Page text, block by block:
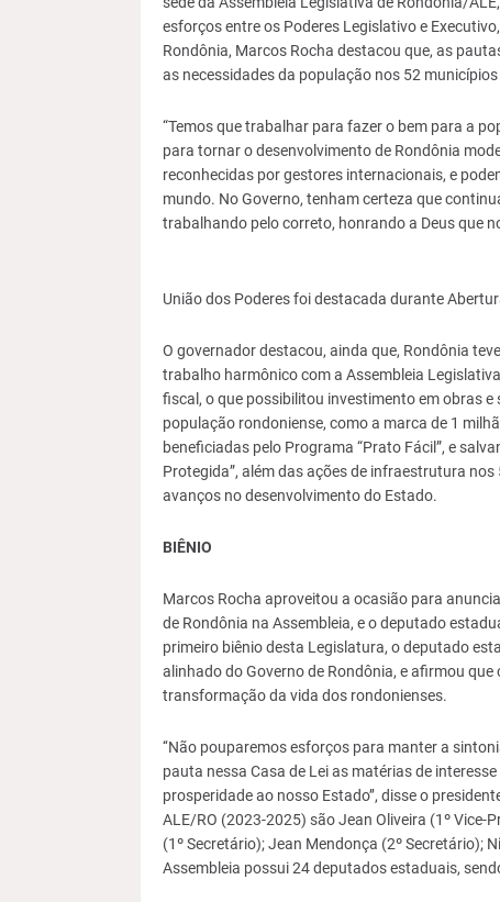
esforços entre os Poderes Legislativo e
Rondônia, Marcos Rocha destacou que, as
as necessidades da população nos 52
“Temos que trabalhar para fazer o bem para a
para tornar o desenvolvimento de Rondônia
reconhecidas por gestores internacionais, e
mundo. No Governo, tenham certeza que
trabalhando pelo correto, honrando a Deus que
União dos Poderes foi destacada durante
O governador destacou, ainda que, Rondônia
trabalho harmônico com a Assembleia
fiscal, o que possibilitou investimento em obras
população rondoniense, como a marca de 1
beneficiadas pelo Programa “Prato Fácil”, e
Protegida”, além das ações de infraestrutura
avanços no desenvolvimento do Estado.
BIÊNIO
Marcos Rocha aproveitou a ocasião para
de Rondônia na Assembleia, e o deputado
primeiro biênio desta Legislatura, o deputado
alinhado do Governo de Rondônia, e afirmou
transformação da vida dos rondonienses.
‘‘Não pouparemos esforços para manter a
pauta nessa Casa de Lei as matérias de
prosperidade ao nosso Estado’’, disse o
ALE/RO (2023-2025) são Jean Oliveira (1º Vice-
(1º Secretário); Jean Mendonça (2º Secretário);
Assembleia possui 24 deputados estaduais,